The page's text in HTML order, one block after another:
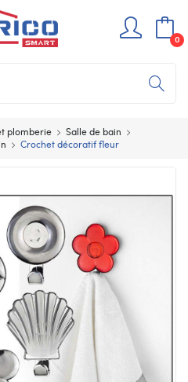
0
plomberie
Salle de bain
Crochet décoratif fleur